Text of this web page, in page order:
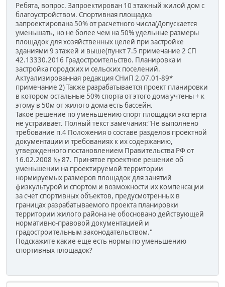
Ребята, вопрос. Запроектирован 10 этажный жилой дом с
благоустройством. Спортивная площадка
запроектирована 50% от расчетного числа(Допускается
уменьшать, но не более чем на 50% удельные размеры
площадок для хозяйственных целей при застройке
зданиями 9 этажей и выше(пункт 7.5 примечание 2 СП
42.13330.2016 Градостроительство. Планировка и
застройка городских и сельских поселений.
Актуализированная редакция СНиП 2.07.01-89*
примечание 2) Также разрабатывается проект планировки
в котором остальные 50% спорта от этого дома учтены + к
этому в 50м от жилого дома есть бассейн.
Такое решение по уменьшению спорт площадки эксперта
не устраивает. Полный текст замечания:"Не выполнено
требование п.4 Положения о составе разделов проектной
документации и требованиях к их содержанию,
утвержденного постановлением Правительства РФ от
16.02.2008 № 87. Принятое проектное решение об
уменьшении на проектируемой территории
нормируемых размеров площадок для занятий
физкультурой и спортом и возможности их компенсации
за счет спортивных объектов, предусмотренных в
границах разрабатываемого проекта планировки
территории жилого района не обосновано действующей
нормативно-правовой документацией и
градостроительным законодательством."
Подскажите какие еще есть нормы по уменьшению
спортивных площадок?